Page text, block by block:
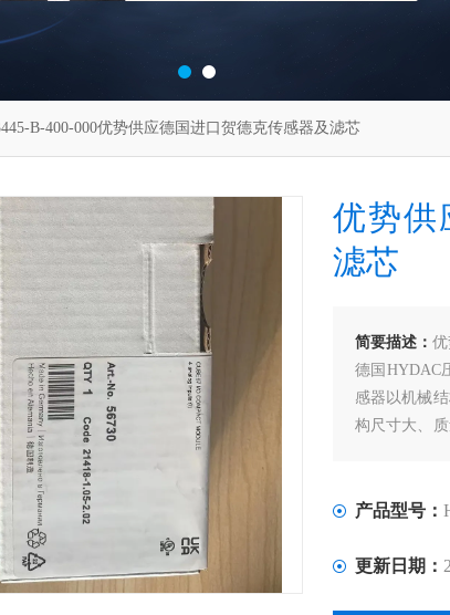
B-400-000优势供应德国进口贺德克传感器及滤芯
优势供
滤芯
简要描述：
德国HYDAC
感器以机械
构尺寸大、
而且其功耗
产品型号：
更新日期：